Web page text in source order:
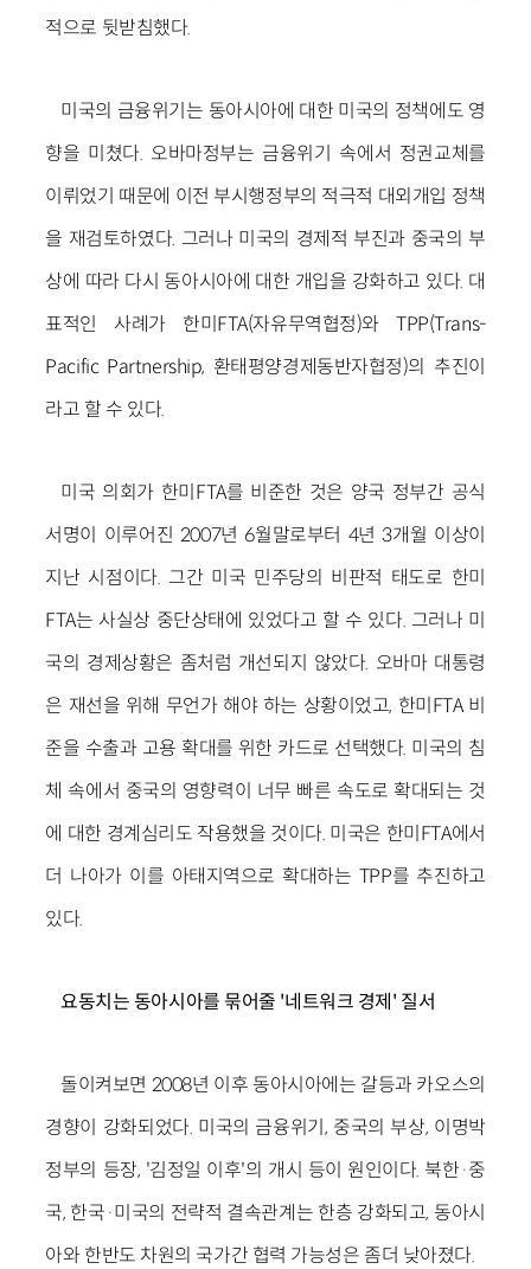
적으로 뒷받침했다.
미국의 금융위기는 동아시아에 대한 미국의 정책에도 영
향을 미쳤다. 오바마정부는 금융위기 속에서 정권교체를
이뤼었기 때문에 이전 부시행정부의 적극적 대외개입 정책
을 재검토하였다. 그러나 미국의 경제적 부진과 중국의 부
상에 따라 다시 동아시아에 대한 개입을 강화하고 있다. 대
표적인 사례가 한미FTA(자유무역협정)와 TPP(Trans-
Pacific Partnership, 환태평양경제동반자협정)의 추진이
라고 할 수 있다.
미국 의회가 한미FTA를 비준한 것은 양국 정부간 공식
서명이 이루어진 2007년 6월말로부터 4년 3개월 이상이
지난 시점이다. 그간 미국 민주당의 비판적 태도로 한미
FTA는 사실상 중단상태에 있었다고 할 수 있다. 그러나 미
국의 경제상황은 좀처럼 개선되지 않았다. 오바마 대통령
은 재선을 위해 무언가 해야 하는 상황이었고, 한미FTA 비
준을 수출과 고용 확대를 위한 카드로 선택했다. 미국의 침
체 속에서 중국의 영향력이 너무 빠른 속도로 확대되는 것
에 대한 경계심리도 작용했을 것이다. 미국은 한미FTA에서
더 나아가 이를 아태지역으로 확대하는 TPP를 추진하고
있다.
요동치는 동아시아를 묶어줄 '네트워크 경제' 질서
돌이켜보면 2008년 이후 동아시아에는 갈등과 카오스의
경향이 강화되었다. 미국의 금융위기, 중국의 부상, 이명박
정부의 등장, '김정일 이후'의 개시 등이 원인이다. 북한·중
국, 한국·미국의 전략적 결속관계는 한층 강화되고, 동아시
아와 한반도 차원의 국가간 협력 가능성은 좀더 낮아졌다.